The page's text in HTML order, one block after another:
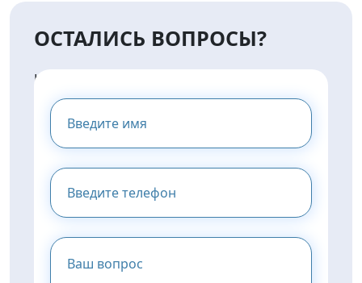
ОСТАЛИСЬ ВОПРОСЫ?
НАПИШИТЕ НАМ И МЫ
ПРЕДОСТАВИМ ВАМ
КОНСУЛЬТАЦИЮ